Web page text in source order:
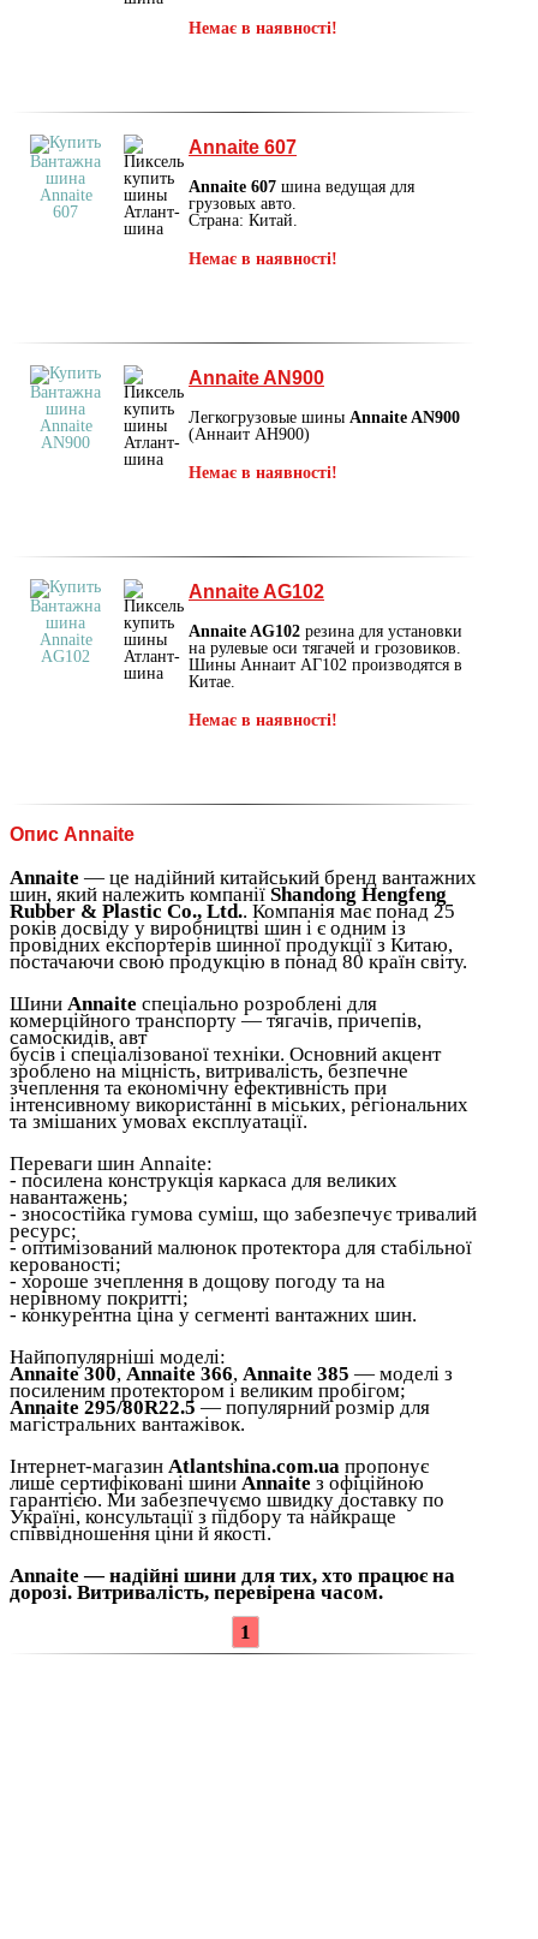
Немає в наявності!
Annaite 607
Annaite 607 шина ведущая для
грузовых авто.
Страна: Китай.
Немає в наявності!
Annaite AN900
Легкогрузовые шины Annaite AN900
(Аннаит АН900)
Немає в наявності!
Annaite AG102
Annaite AG102 резина для установки
на рулевые оси тягачей и грозовиков.
Шины Аннаит АГ102 производятся в
Китае.
Немає в наявності!
Опис Annaite
Annaite — це надійний китайський бренд вантажних
шин, який належить компанії Shandong Hengfeng
Rubber & Plastic Co., Ltd.. Компанія має понад 25
років досвіду у виробництві шин і є одним із
провідних експортерів шинної продукції з Китаю,
постачаючи свою продукцію в понад 80 країн світу.
Шини Annaite спеціально розроблені для
комерційного транспорту — тягачів, причепів,
самоскидів, авт
бусів і спеціалізованої техніки. Основний акцент
зроблено на міцність, витривалість, безпечне
зчеплення та економічну ефективність при
інтенсивному використанні в міських, регіональних
та змішаних умовах експлуатації.
Переваги шин Annaite:
- посилена конструкція каркаса для великих
навантажень;
- зносостійка гумова суміш, що забезпечує тривалий
ресурс;
- оптимізований малюнок протектора для стабільної
керованості;
- хороше зчеплення в дощову погоду та на
нерівному покритті;
- конкурентна ціна у сегменті вантажних шин.
Найпопулярніші моделі:
Annaite 300, Annaite 366, Annaite 385 — моделі з
посиленим протектором і великим пробігом;
Annaite 295/80R22.5 — популярний розмір для
магістральних вантажівок.
Інтернет-магазин Atlantshina.com.ua пропонує
лише сертифіковані шини Annaite з офіційною
гарантією. Ми забезпечуємо швидку доставку по
Україні, консультації з підбору та найкраще
співвідношення ціни й якості.
Annaite — надійні шини для тих, хто працює на
дорозі. Витривалість, перевірена часом.
1